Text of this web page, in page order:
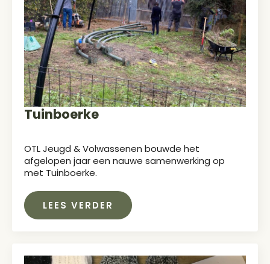
Tuinboerke
OTL Jeugd & Volwassenen bouwde het
afgelopen jaar een nauwe samenwerking op
met Tuinboerke.
LEES VERDER